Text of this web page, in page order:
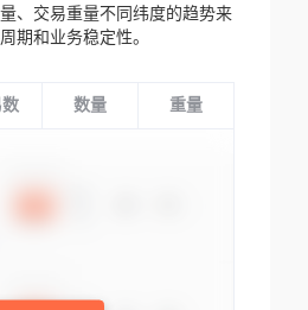
、交易重量不同纬度的趋势来
期和业务稳定性。
数量 重量